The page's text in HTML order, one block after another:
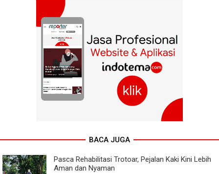
BACA JUGA
Pasca Rehabilitasi Trotoar, Pejalan Kaki Kini Lebih
Aman dan Nyaman